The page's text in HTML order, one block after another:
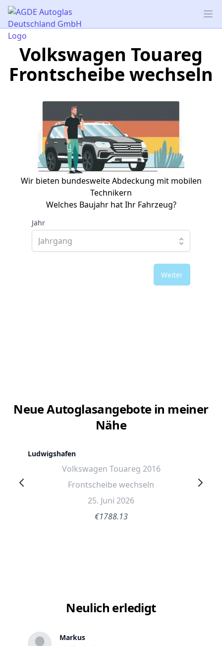
AGDE Autoglas Deutschland GmbH
Volkswagen Touareg
Frontscheibe wechseln
Wir bieten bundesweite Abdeckung mit mobilen
Technikern
Welches Baujahr hat Ihr Fahrzeug?
Jahr
Weiter
Neue Autoglasangebote in meiner
Nähe
Ludwigshafen
Volkswagen Touareg 2016
Frontscheibe wechseln
25. Juni 2026
€1788.13
Neulich erledigt
Markus